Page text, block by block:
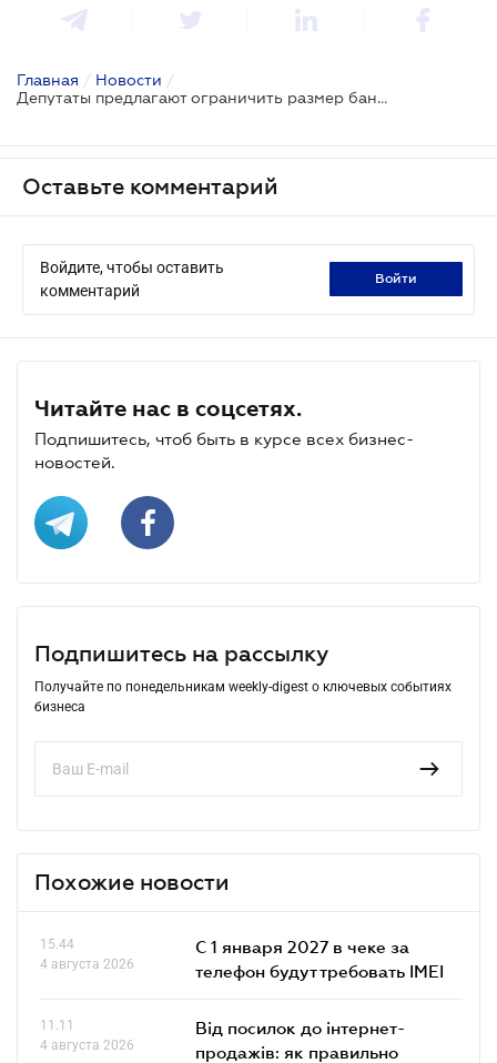
Главная / Новости /
Депутаты предлагают ограничить размер банковских комиссий при безналичных операциях
Оставьте комментарий
Войдите, чтобы оставить
комментарий
войти
Читайте нас в соцсетях.
Подпишитесь, чтоб быть в курсе всех бизнес-
новостей.
Подпишитесь на рассылку
Получайте по понедельникам weekly-digest о ключевых событиях
бизнеса
Похожие новости
15.44
4 августа 2026
С 1 января 2027 в чеке за
телефон будут требовать IMEI
11.11
4 августа 2026
Від посилок до інтернет-
продажів: як правильно